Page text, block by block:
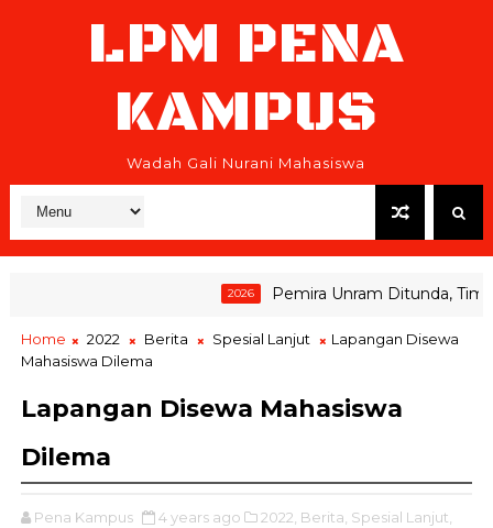
LPM PENA
KAMPUS
Wadah Gali Nurani Mahasiswa
Pemira Unram Ditunda, Tim
Home 2022 Berita Spesial Lanjut
Lapangan Disewa
Mahasiswa Dilema
Lapangan Disewa Mahasiswa
Dilema
Pena Kampus 4 years ago 2022, Berita, Spesial Lanjut,